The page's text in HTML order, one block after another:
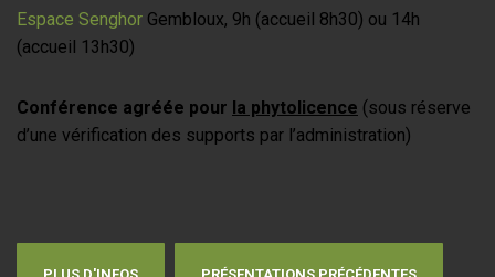
Espace Senghor Gembloux, 9h (accueil 8h30) ou 14h
(accueil 13h30)
Conférence agréée pour la phytolicence (sous réserve
d’une vérification des supports par l’administration)